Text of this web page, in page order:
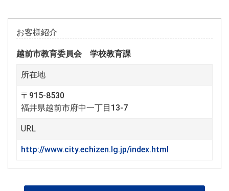
お客様紹介
越前市教育委員会 学校教育課
所在地
〒915-8530
福井県越前市府中一丁目13-7
URL
http://www.city.echizen.lg.jp/index.html